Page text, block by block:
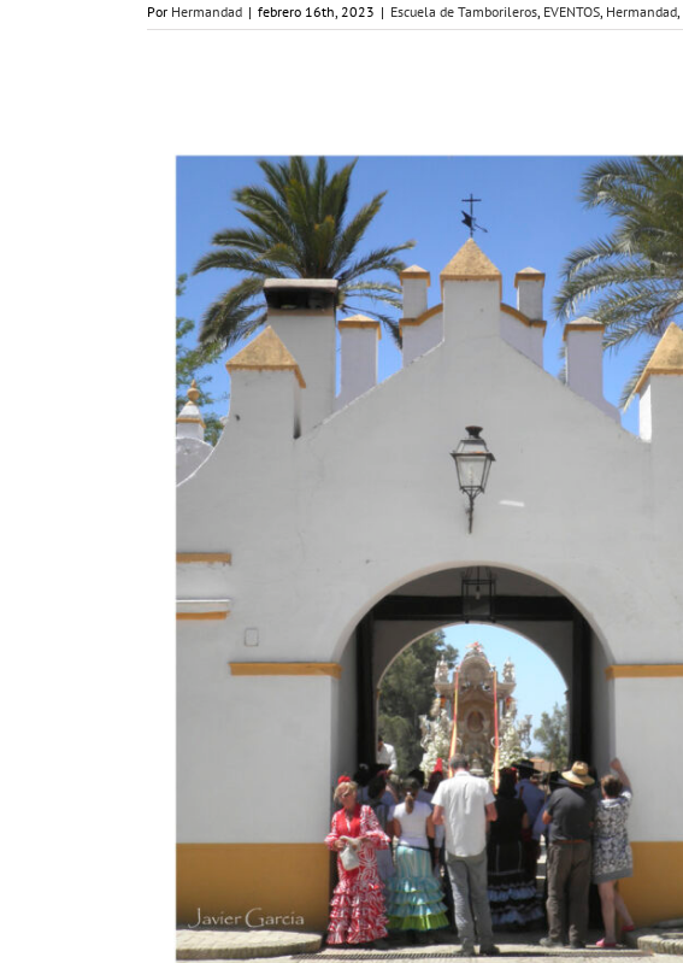
Por Hermandad | febrero 16th, 2023 | Escuela de Tamborileros, EVENTOS, Hermandad,